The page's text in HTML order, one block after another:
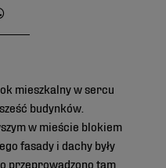
mieszkalny w sercu
budynków.
w mieście blokiem
fasady i dachy były
przeprowadzono tam